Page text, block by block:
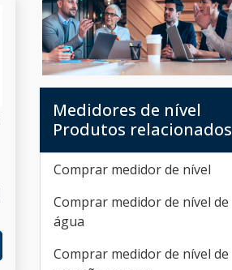
Medidores de nível
Produtos relacionados
Comprar medidor de nível
Comprar medidor de nível de
água
Comprar medidor de nível de